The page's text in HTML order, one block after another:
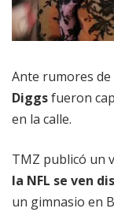
Ante rumores
Diggsfueron
en la calle.
TMZ publicó un
la NFL se ven
un gimnasio en